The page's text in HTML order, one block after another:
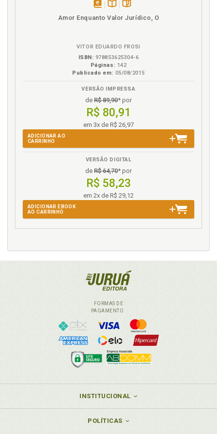
Jusnaturalismo . Perspectiva culturalista e o
Labirinto social: pluralismo e autopoiese ., p. 279
Legalidade, constitucionalidade, validade e
legitimidade, p. 86
Legitimação comunitário - participativa . Solução
culturalista e a legitimação comunitário -
participativa ., p. 249
Legitimação constitucional e antinomias
constitucionais ., p. 235
Legitimidade, validade, constitucionalidade e
legalidade, p. 86
M
Mediação do direito positivo e adialética da
libertação ., p. 307
Metodologia e metodonomologia constitucional, p.
constitucional ., p. 154
hermenêutica culturalista ., p. 166
Neoliberalismo . Labirinto social: capitalismo,
P
Amor Enquanto Valor Jurídico, O
VITOR EDUARDO FROSI
ISBN: 978853625304-6
Páginas: 142
Publicado em: 05/08/2015
VERSÃO IMPRESSA
de R$ 89,90* por
R$ 80,91
em 3x de R$ 26,97
ADICIONAR AO
CARRINHO
VERSÃO DIGITAL
de R$ 64,70* por
R$ 58,23
em 2x de R$ 29,12
ADICIONAR EBOOK
AO CARRINHO
FORMAS DE
PAGAMENTO
INSTITUCIONAL
POLÍTICAS